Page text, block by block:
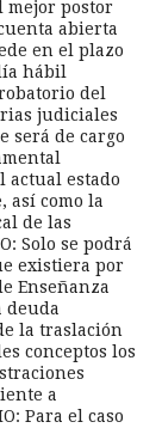
mejor postor
abierta
en el plazo
hábil
del
judiciales
será de cargo
actual estado
así como la
de las
Solo se podrá
existiera por
Enseñanza
deuda
la traslación
conceptos los
a
Para el caso